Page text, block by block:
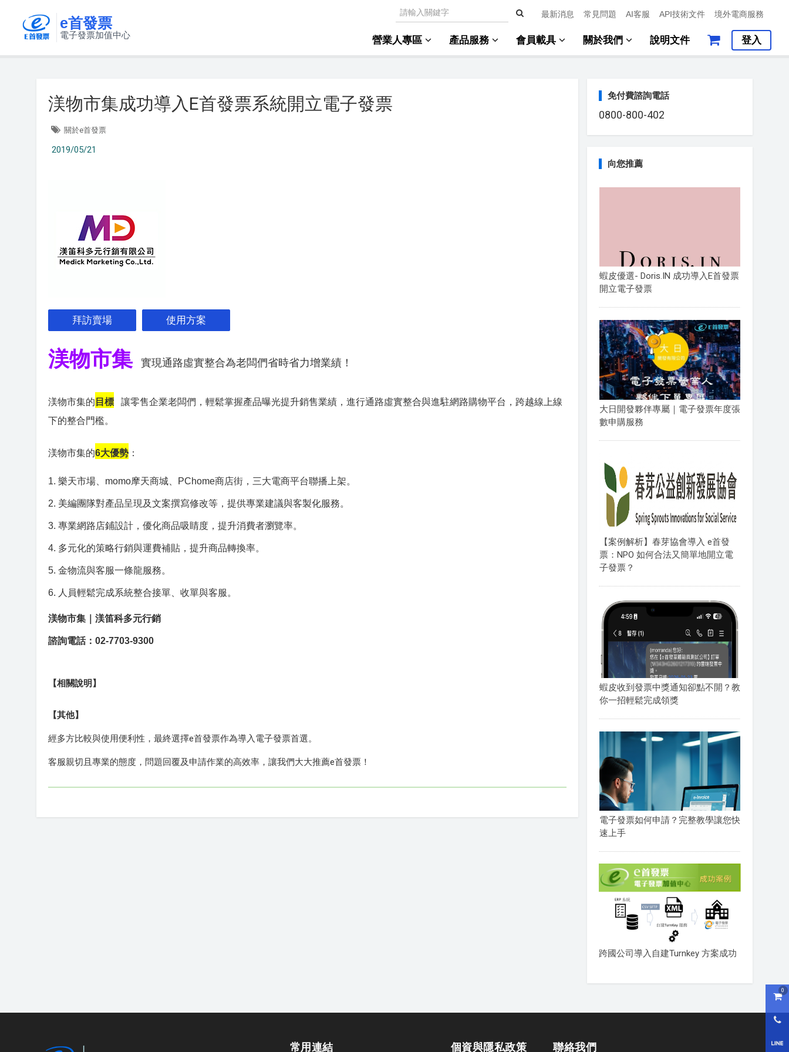
購
0
e首發票
電子發票加值中心
最新消息 常見問題 AI客服 API技術文件 境外電商服務
營業人專區 產品服務 會員載具 關於我們 說明文件 登入
渼物市集成功導入E首發票系統開立電子發票
關於e首發票
2019/05/21
拜訪賣場 使用方案
渼物市集 實現通路虛實整合為老闆們省時省力增業績！
渼物市集的 目標 讓零售企業老闆們，輕鬆掌握產品曝光提升銷售業績，進行通路虛實整合與進駐網路購物平台，跨越線上線
下的整合門檻。
渼物市集的6大優勢 ：
1. 樂天市場、momo摩天商城、PChome商店街，三大電商平台聯播上架。
2. 美編團隊對產品呈現及文案撰寫修改等，提供專業建議與客製化服務。
3. 專業網路店鋪設計，優化商品吸睛度，提升消費者瀏覽率。
4. 多元化的策略行銷與運費補貼，提升商品轉換率。
5. 金物流與客服一條龍服務。
6. 人員輕鬆完成系統整合接單、收單與客服。
渼物市集｜渼笛科多元行銷
諮詢電話：02-7703-9300
【相關說明】
【其他】
經多方比較與使用便利性，最終選擇e首發票作為導入電子發票首選。
客服親切且專業的態度，問題回覆及申請作業的高效率，讓我們大大推薦e首發票！
免付費諮詢電話
0800-800-402
向您推薦
蝦皮優選- Doris.IN 成功導入E首發票
開立電子發票
大日開發夥伴專屬｜電子發票年度張
數申購服務
【案例解析】春芽協會導入 e首發
票：NPO 如何合法又簡單地開立電
子發票？
蝦皮收到發票中獎通知卻點不開？教
你一招輕鬆完成領獎
電子發票如何申請？完整教學讓您快
速上手
跨國公司導入自建Turnkey 方案成功
常用連結 個資與隱私政策 聯絡我們